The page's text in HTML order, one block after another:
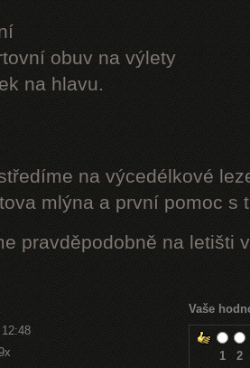
obuv na výlety
na hlavu.
na výcedélkové
mlýna a první pomoc s
pravděpodobně na letišti
Vaše
1 2